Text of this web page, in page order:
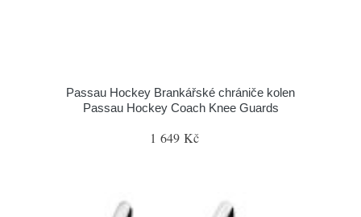
Passau Hockey Brankářské chrániče kolen
Passau Hockey Coach Knee Guards
1 649 Kč